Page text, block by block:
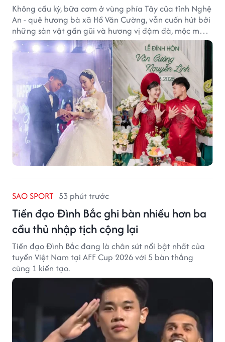
Không cầu kỳ, bữa cơm ở vùng phía Tây của tỉnh Nghệ
An - quê hương bà xã Hồ Văn Cường, vẫn cuốn hút bởi
những sản vật gần gũi và hương vị đậm đà, mộc mạc
của núi rừng.
SAO SPORT 53 phút trước
Tiền đạo Đình Bắc ghi bàn nhiều hơn ba
cầu thủ nhập tịch cộng lại
Tiền đạo Đình Bắc đang là chân sút nổi bật nhất của
tuyển Việt Nam tại AFF Cup 2026 với 5 bàn thắng
cùng 1 kiến tạo.